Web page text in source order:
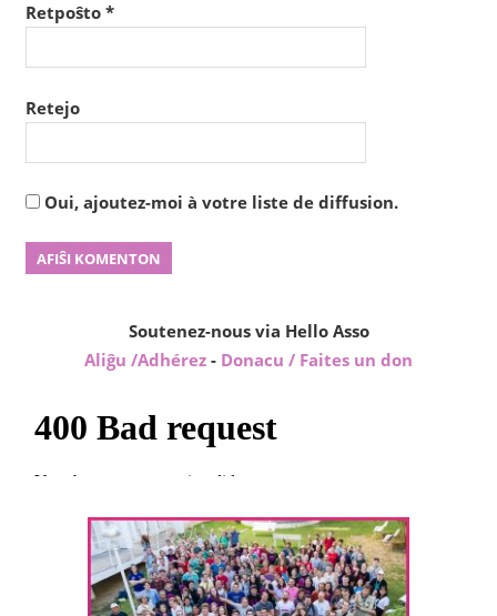
Retpoŝto *
Retejo
Oui, ajoutez-moi à votre liste de diffusion.
Soutenez-nous via Hello Asso
Aliĝu /Adhérez - Donacu / Faites un don